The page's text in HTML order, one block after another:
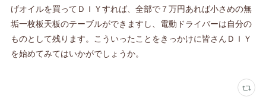
げオイルを買ってＤＩＹすれば、全部で７万円あれば小さめの無
垢一枚板天板のテーブルができますし、電動ドライバーは自分の
ものとして残ります。こういったことをきっかけに皆さんＤＩＹ
を始めてみてはいかがでしょうか。